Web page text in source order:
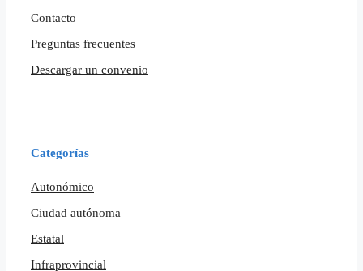
Contacto
Preguntas frecuentes
Descargar un convenio
Categorías
Autonómico
Ciudad autónoma
Estatal
Infraprovincial